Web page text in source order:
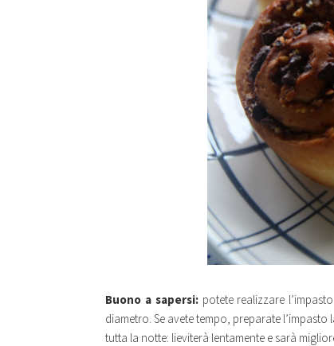
Buono a sapersi:potete realizzare
diametro. Se avete tempo, preparate
tutta la notte: lieviterà lentamente e sarà